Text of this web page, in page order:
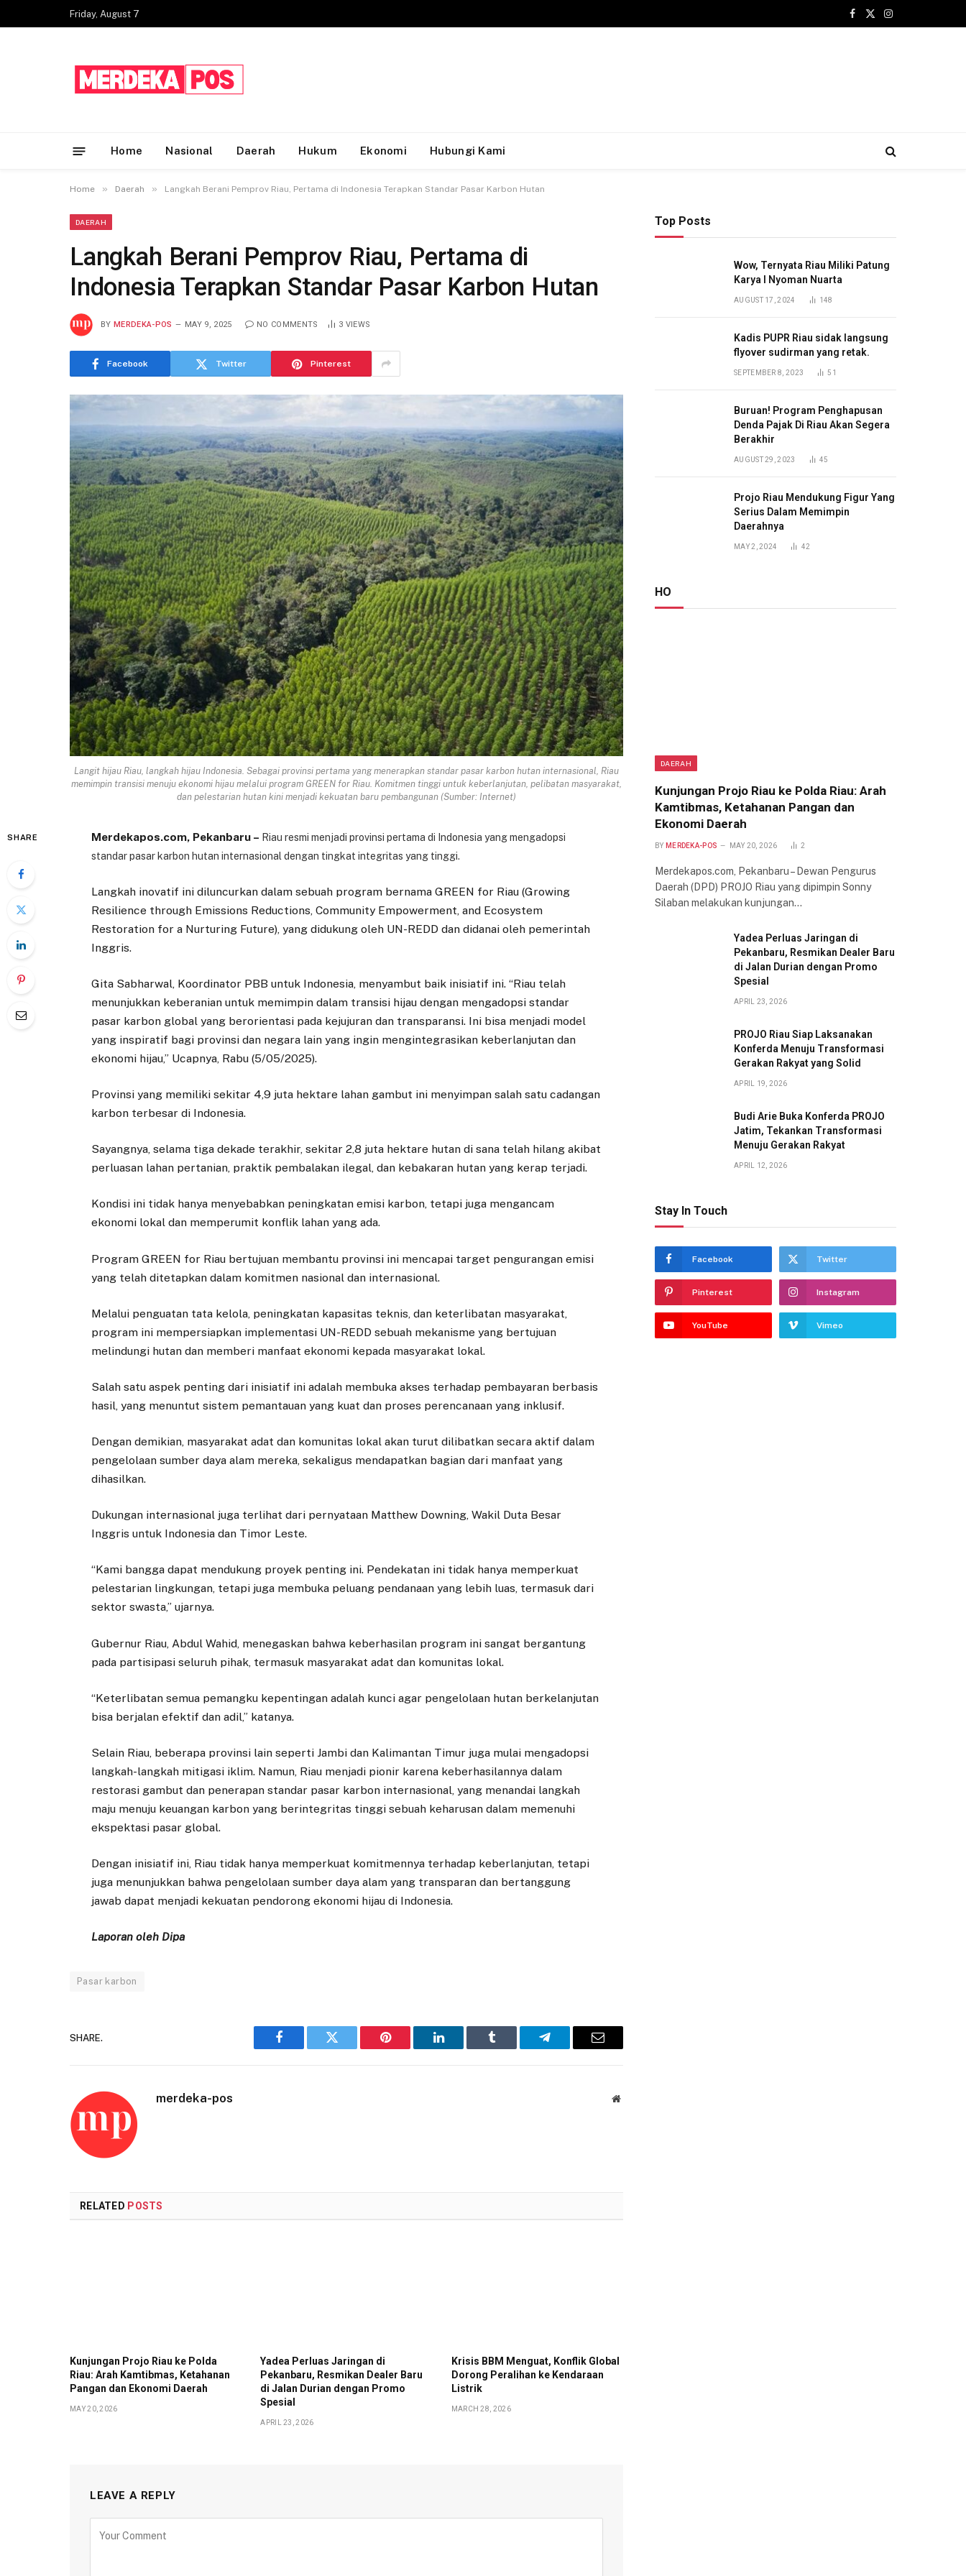
Friday, August 7
Facebook
X
Instagram
Home Nasional Daerah Hukum Ekonomi Hubungi Kami
Home » Daerah » Langkah Berani Pemprov Riau, Pertama di Indonesia Terapkan Standar Pasar Karbon Hutan
DAERAH
Langkah Berani Pemprov Riau, Pertama di
Indonesia Terapkan Standar Pasar Karbon Hutan
BY MERDEKA-POS MAY 9, 2025 NO COMMENTS 3 VIEWS
Facebook Twitter Pinterest
Langit hijau Riau, langkah hijau Indonesia. Sebagai provinsi pertama yang menerapkan standar pasar karbon hutan internasional, Riau
memimpin transisi menuju ekonomi hijau melalui program GREEN for Riau. Komitmen tinggi untuk keberlanjutan, pelibatan masyarakat,
dan pelestarian hutan kini menjadi kekuatan baru pembangunan (Sumber: Internet)
SHARE Merdekapos.com, Pekanbaru – Riau resmi menjadi provinsi pertama di Indonesia yang mengadopsi
standar pasar karbon hutan internasional dengan tingkat integritas yang tinggi.
Langkah inovatif ini diluncurkan dalam sebuah program bernama GREEN for Riau (Growing
Resilience through Emissions Reductions, Community Empowerment, and Ecosystem
Restoration for a Nurturing Future), yang didukung oleh UN-REDD dan didanai oleh pemerintah
Inggris.
Gita Sabharwal, Koordinator PBB untuk Indonesia, menyambut baik inisiatif ini. “Riau telah
menunjukkan keberanian untuk memimpin dalam transisi hijau dengan mengadopsi standar
pasar karbon global yang berorientasi pada kejujuran dan transparansi. Ini bisa menjadi model
yang inspiratif bagi provinsi dan negara lain yang ingin mengintegrasikan keberlanjutan dan
ekonomi hijau,” Ucapnya, Rabu (5/05/2025).
Provinsi yang memiliki sekitar 4,9 juta hektare lahan gambut ini menyimpan salah satu cadangan
karbon terbesar di Indonesia.
Sayangnya, selama tiga dekade terakhir, sekitar 2,8 juta hektare hutan di sana telah hilang akibat
perluasan lahan pertanian, praktik pembalakan ilegal, dan kebakaran hutan yang kerap terjadi.
Kondisi ini tidak hanya menyebabkan peningkatan emisi karbon, tetapi juga mengancam
ekonomi lokal dan memperumit konflik lahan yang ada.
Program GREEN for Riau bertujuan membantu provinsi ini mencapai target pengurangan emisi
yang telah ditetapkan dalam komitmen nasional dan internasional.
Melalui penguatan tata kelola, peningkatan kapasitas teknis, dan keterlibatan masyarakat,
program ini mempersiapkan implementasi UN-REDD sebuah mekanisme yang bertujuan
melindungi hutan dan memberi manfaat ekonomi kepada masyarakat lokal.
Salah satu aspek penting dari inisiatif ini adalah membuka akses terhadap pembayaran berbasis
hasil, yang menuntut sistem pemantauan yang kuat dan proses perencanaan yang inklusif.
Dengan demikian, masyarakat adat dan komunitas lokal akan turut dilibatkan secara aktif dalam
pengelolaan sumber daya alam mereka, sekaligus mendapatkan bagian dari manfaat yang
dihasilkan.
Dukungan internasional juga terlihat dari pernyataan Matthew Downing, Wakil Duta Besar
Inggris untuk Indonesia dan Timor Leste.
“Kami bangga dapat mendukung proyek penting ini. Pendekatan ini tidak hanya memperkuat
pelestarian lingkungan, tetapi juga membuka peluang pendanaan yang lebih luas, termasuk dari
sektor swasta,” ujarnya.
Gubernur Riau, Abdul Wahid, menegaskan bahwa keberhasilan program ini sangat bergantung
pada partisipasi seluruh pihak, termasuk masyarakat adat dan komunitas lokal.
“Keterlibatan semua pemangku kepentingan adalah kunci agar pengelolaan hutan berkelanjutan
bisa berjalan efektif dan adil,” katanya.
Selain Riau, beberapa provinsi lain seperti Jambi dan Kalimantan Timur juga mulai mengadopsi
langkah-langkah mitigasi iklim. Namun, Riau menjadi pionir karena keberhasilannya dalam
restorasi gambut dan penerapan standar pasar karbon internasional, yang menandai langkah
maju menuju keuangan karbon yang berintegritas tinggi sebuah keharusan dalam memenuhi
ekspektasi pasar global.
Dengan inisiatif ini, Riau tidak hanya memperkuat komitmennya terhadap keberlanjutan, tetapi
juga menunjukkan bahwa pengelolaan sumber daya alam yang transparan dan bertanggung
jawab dapat menjadi kekuatan pendorong ekonomi hijau di Indonesia.
Laporan oleh Dipa
Pasar karbon
SHARE.
Facebook Twitter Pinterest LinkedIn Tumblr Telegram Email
merdeka-pos Website
RELATED POSTS
Kunjungan Projo Riau ke Polda
Riau: Arah Kamtibmas, Ketahanan
Pangan dan Ekonomi Daerah
MAY 20, 2026
Yadea Perluas Jaringan di
Pekanbaru, Resmikan Dealer Baru
di Jalan Durian dengan Promo
Spesial
APRIL 23, 2026
Krisis BBM Menguat, Konflik Global
Dorong Peralihan ke Kendaraan
Listrik
MARCH 28, 2026
LEAVE A REPLY
Top Posts
Wow, Ternyata Riau Miliki Patung
Karya I Nyoman Nuarta
AUGUST 17, 2024 148
Kadis PUPR Riau sidak langsung
flyover sudirman yang retak.
SEPTEMBER 8, 2023 51
Buruan! Program Penghapusan
Denda Pajak Di Riau Akan Segera
Berakhir
AUGUST 29, 2023 45
Projo Riau Mendukung Figur Yang
Serius Dalam Memimpin
Daerahnya
MAY 2, 2024 42
HO
DAERAH
Kunjungan Projo Riau ke Polda Riau: Arah
Kamtibmas, Ketahanan Pangan dan
Ekonomi Daerah
BY MERDEKA-POS MAY 20, 2026 2
Merdekapos.com, Pekanbaru – Dewan Pengurus
Daerah (DPD) PROJO Riau yang dipimpin Sonny
Silaban melakukan kunjungan…
Yadea Perluas Jaringan di
Pekanbaru, Resmikan Dealer Baru
di Jalan Durian dengan Promo
Spesial
APRIL 23, 2026
PROJO Riau Siap Laksanakan
Konferda Menuju Transformasi
Gerakan Rakyat yang Solid
APRIL 19, 2026
Budi Arie Buka Konferda PROJO
Jatim, Tekankan Transformasi
Menuju Gerakan Rakyat
APRIL 12, 2026
Stay In Touch
Facebook Twitter
Pinterest Instagram
YouTube Vimeo